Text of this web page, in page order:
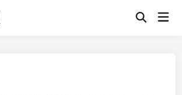
Open